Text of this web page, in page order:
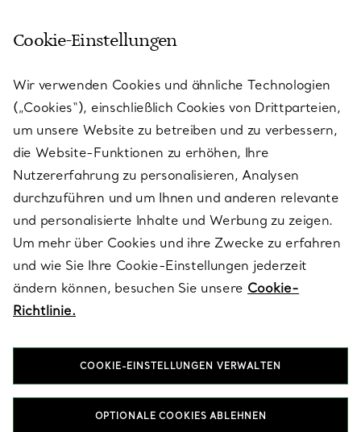
KUNDENSERVICE
SERVICES
ÜBER TIFFANY & CO.
RECHTLICHE HINWEISE
FOLGEN SIE UNS
Cookie-Einstellungen
Wir verwenden Cookies und ähnliche Technologien
(„Cookies“), einschließlich Cookies von Drittparteien,
um unsere Website zu betreiben und zu verbessern,
die Website-Funktionen zu erhöhen, Ihre
Nutzererfahrung zu personalisieren, Analysen
durchzuführen und um Ihnen und anderen relevante
und personalisierte Inhalte und Werbung zu zeigen.
Um mehr über Cookies und ihre Zwecke zu erfahren
und wie Sie Ihre Cookie-Einstellungen jederzeit
ändern können, besuchen Sie unsere Cookie-
Richtlinie.
COOKIE-EINSTELLUNGEN VERWALTEN
OPTIONALE COOKIES ABLEHNEN